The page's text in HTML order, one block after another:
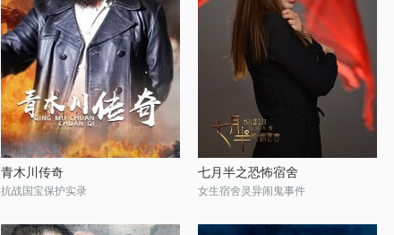
青木川传奇
抗战国宝保护实录
七月半之恐怖宿舍
女生宿舍灵异闹鬼事件